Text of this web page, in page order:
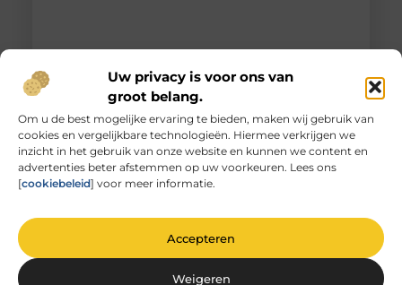
Uw privacy is voor ons van
groot belang.
Om u de best mogelijke ervaring te bieden, maken wij gebruik van
cookies en vergelijkbare technologieën. Hiermee verkrijgen we
inzicht in het gebruik van onze website en kunnen we content en
advertenties beter afstemmen op uw voorkeuren. Lees ons
[cookiebeleid] voor meer informatie.
Accepteren
Weigeren
Unieke herinneringen vervat in gegraveerd
glas
De magie van glas graveren Heb je ooit
stilgestaan bij de magie van glas graveren? Het is